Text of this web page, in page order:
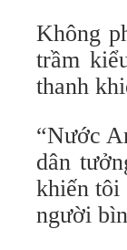
Không
trầm
thanh
“Nước
dân
khiến tôi
người